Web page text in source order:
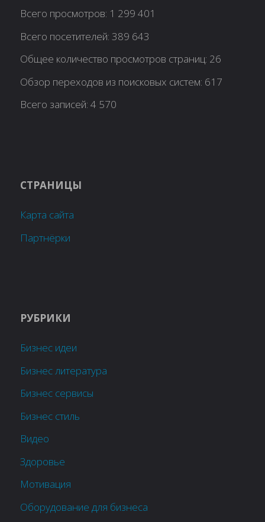
Всего просмотров: 1 299 401
Всего посетителей:389 643
Общее количество просмотров страниц: 26
Обзор переходов из поисковых систем: 617
Всего записей:4 570
СТРАНИЦЫ
Карта сайта
Партнёрки
РУБРИКИ
Бизнес идеи
Бизнес литература
Бизнес сервисы
Бизнес стиль
Видео
Здоровье
Мотивация
Оборудование для бизнеса